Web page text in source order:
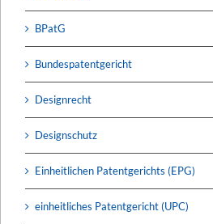
BPatG
Bundespatentgericht
Designrecht
Designschutz
Einheitlichen Patentgerichts (EPG)
einheitliches Patentgericht (UPC)